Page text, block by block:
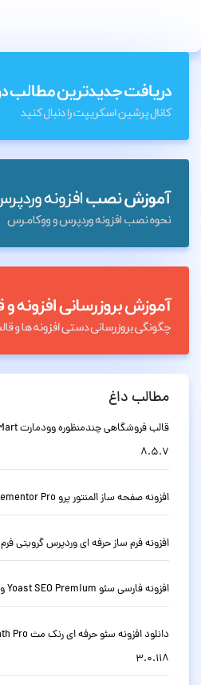
مطالب داغ
8.5.7
افزونه صفحه ساز المنتور پرو Elementor Pro وردپرس نسخه 4.2.1
افزونه فرم ساز حرفه ای وردپرس گرویتی فرم Gravity Forms نسخه 3.0.0
افزونه فارسی سئو Yoast SEO Premium وردپرس نسخه حرفه ای 28.1
3.0.118